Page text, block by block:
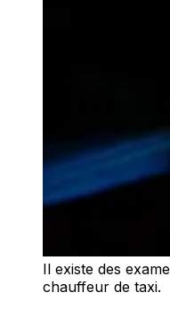
Il existe des
chauffeur de taxi.